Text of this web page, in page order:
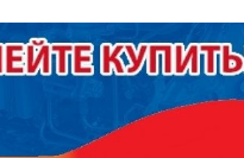
ДИСК СЦЕПЛЕНИЯ
ВЕДОМЫЙ КЛАССИК
GD 5ШТ/КОР